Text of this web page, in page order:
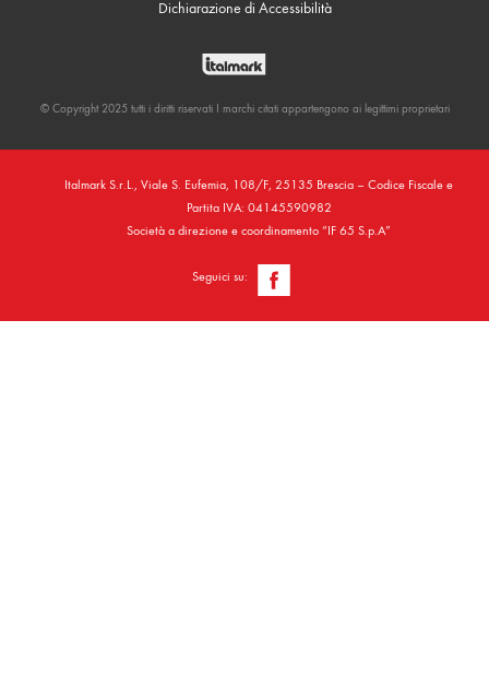
Dichiarazione di Accessibilità
© Copyright 2025 tutti i diritti riservati I marchi citati appartengono ai legittimi proprietari
Italmark S.r.L., Viale S. Eufemia, 108/F, 25135 Brescia – Codice Fiscale e
Partita IVA: 04145590982
Società a direzione e coordinamento “IF 65 S.p.A”
Seguici su: